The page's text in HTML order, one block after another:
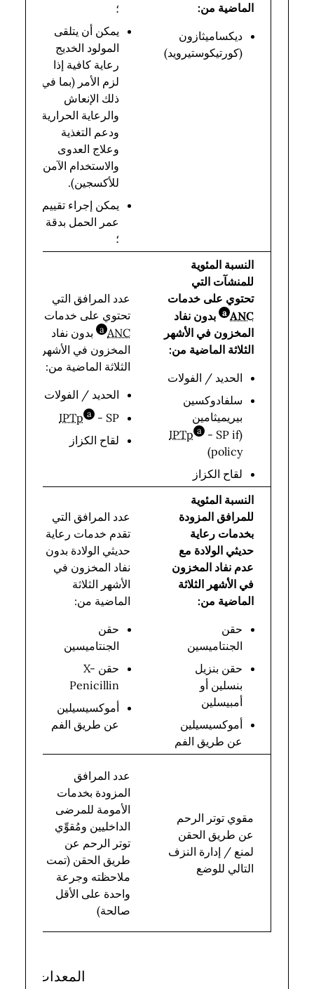
الماضية من:
ديكساميثازون
(كورتيكوستيرويد)
؛
يمكن أن يتلقى
المولود الخديج
رعاية كافية إذا
لزم الأمر (بما في
ذلك الإنعاش
والرعاية الحرارية
ودعم التغذية
وعلاج العدوى
والاستخدام الآمن
للأكسجين).
يمكن إجراء تقييم
عمر الحمل بدقة
؛
النسبة المئوية
للمنشآت التي
تحتوي على خدمات
ANC
a
bbreviation
بدون نفاد
المخزون في الأشهر
الثلاثة الماضية من:
الحديد / الفولات
سلفادوكسين
بيريميثامين
(
IPTp a
bbreviation
- SP if
policy)
لقاح الكزاز
عدد المرافق التي
تحتوي على خدمات
ANC
a
bbreviation
بدون نفاد
المخزون في الأشهر
الثلاثة الماضية من:
الحديد / الفولات
IPTp a
bbreviation
- SP
لقاح الكزاز
النسبة المئوية
للمرافق المزودة
بخدمات رعاية
حديثي الولادة مع
عدم نفاد المخزون
في الأشهر الثلاثة
الماضية من:
حقن
الجنتاميسين
حقن بنزيل
بنسلين أو
أمبيسلين
أموكسيسيلين
عن طريق الفم
عدد المرافق التي
تقدم خدمات رعاية
حديثي الولادة بدون
نفاد المخزون في
الأشهر الثلاثة
الماضية من:
حقن
الجنتاميسين
حقن X-
Penicillin
أموكسيسيلين
عن طريق الفم
مقوي توتر الرحم
عن طريق الحقن
لمنع / إدارة النزف
التالي للوضع
عدد المرافق
المزودة بخدمات
الأمومة للمرضى
الداخليين ومُقوِّي
توتر الرحم عن
طريق الحقن (تمت
ملاحظته وجرعة
واحدة على الأقل
صالحة)
المعدات